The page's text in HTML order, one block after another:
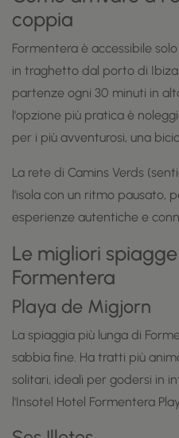
coppia
Formentera è accessibile
in traghetto dal porto di
partenze ogni 30 minuti in
l'opzione più pratica è
per i più avventurosi, una
La rete di Camins Verds
l'isola con un ritmo pausato,
esperienze autentiche e
Le migliori
Formentera
Playa de Migjorn
La spiaggia più lunga di
sabbia fine. Ha tratti più
solitari, ideali per godersi in
l'Insotel Hotel Formentera